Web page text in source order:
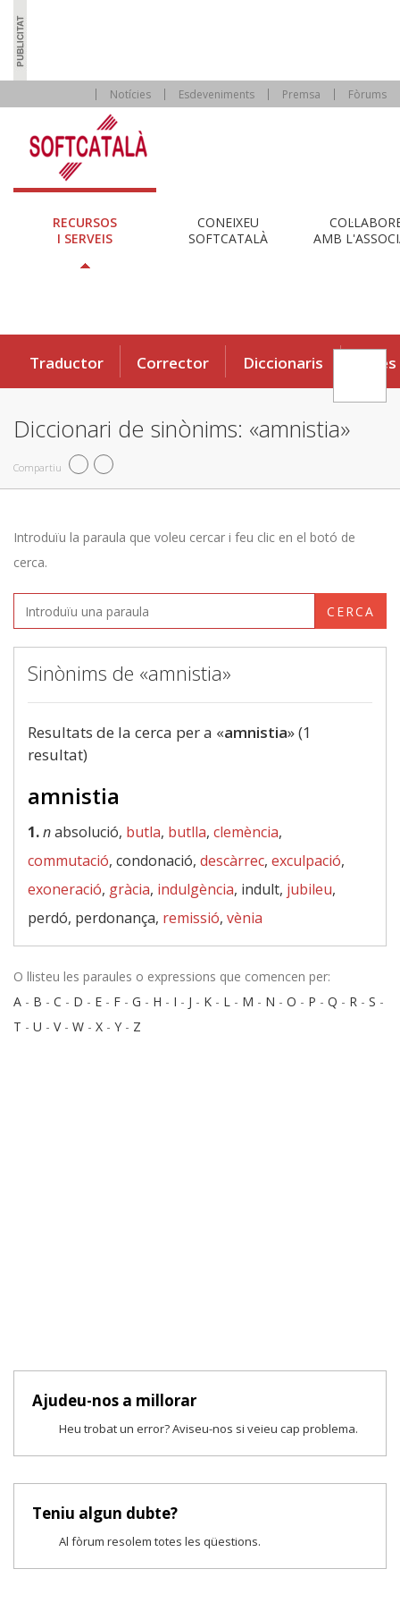
Notícies Esdeveniments Premsa Fòrums
RECURSOS
I SERVEIS
CONEIXEU
SOFTCATALÀ
AMB
Traductor Corrector Diccionaris Eines
Diccionari de sinònims: «amnistia»
Compartiu
Introduïu la paraula que voleu cercar i feu clic en el botó de
cerca.
CERCA
Sinònims de «amnistia»
Resultats de la cerca per a «amnistia» (1
resultat)
amnistia
1.nabsolució, butla, butlla, clemència,
commutació, condonació, descàrrec, exculpació,
exoneració, gràcia, indulgència, indult, jubileu,
perdó, perdonança, remissió, vènia
O llisteu les paraules o expressions que comencen per:
A - B - C - D - E - F - G - H - I - J - K - L - M - N - O - P - Q - R - S -
T - U - V- W - X - Y - Z
Ajudeu-nos a millorar
Heu trobat un error? Aviseu-nos si veieu cap problema.
Teniu algun dubte?
Al fòrum resolem totes les qüestions.